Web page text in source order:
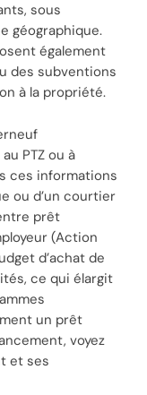
sous
géographique.
également
des subventions
à la propriété.
PTZ ou à
ces informations
ou d’un courtier
prêt
(Action
d’achat de
ce qui élargit
un prêt
voyez
et ses